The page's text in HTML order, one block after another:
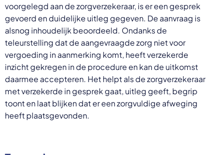
niet kunnen betalen en bied proactieve
ondersteuning, zoals automatische zorgtoeslag. Zo
voorkomt de overheid schulden, vermindert stress
en blijft noodzakelijke zorg toegankelijk.
Lees meer
voorgelegd aan de zorgverzekeraar, is er een gesprek
gevoerd en duidelijke uitleg gegeven. De aanvraag is
alsnog inhoudelijk beoordeeld. Ondanks de
teleurstelling dat de aangevraagde zorg niet voor
vergoeding in aanmerking komt, heeft verzekerde
inzicht gekregen in de procedure en kan de uitkomst
daarmee accepteren. Het helpt als de zorgverzekeraar
met verzekerde in gesprek gaat, uitleg geeft, begrip
toont en laat blijken dat er een zorgvuldige afweging
heeft plaatsgevonden.